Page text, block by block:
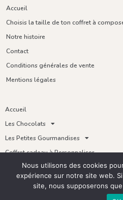
Accueil
Choisis la taille de ton coffret à
Notre histoire
Contact
Conditions générales de vente
Mentions légales
Accueil
Les Chocolats
Les Petites Gourmandises
Coffret cadeau à Personnaliser
Copyright 2021 Créacao – Tous droits
Nous utilisons des cookies
expérience sur notre site web.
site, nous supposerons